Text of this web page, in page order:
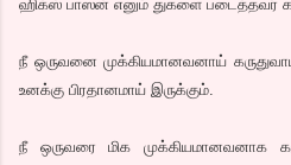
ஹிக்ஸ் பாஸன் எனும் துகளை படைத்தவர்
நீ ஒருவனை முக்கியமானவனாய்
உனக்கு பிரதானமாய் இருக்கும்.
நீ ஒருவரை மிக முக்கியமானவனாக